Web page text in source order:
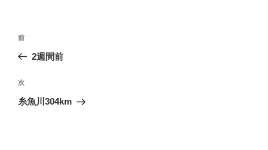
投
ビ
ゲ
過
去
投
稿
前
2週間前
次
の
次
糸魚川304km